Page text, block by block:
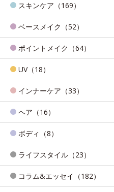
スキンケア（169）
ベースメイク（52）
ポイントメイク（64）
UV（18）
インナーケア（33）
ヘア（16）
ボディ（8）
ライフスタイル（23）
コラム&エッセイ（182）